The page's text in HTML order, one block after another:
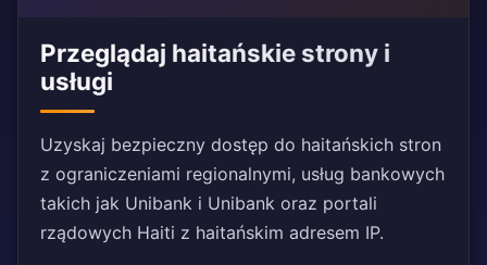
Przeglądaj haitańskie strony i
usługi
Uzyskaj bezpieczny dostęp do haitańskich stron
z ograniczeniami regionalnymi, usług bankowych
takich jak Unibank i Unibank oraz portali
rządowych Haiti z haitańskim adresem IP.